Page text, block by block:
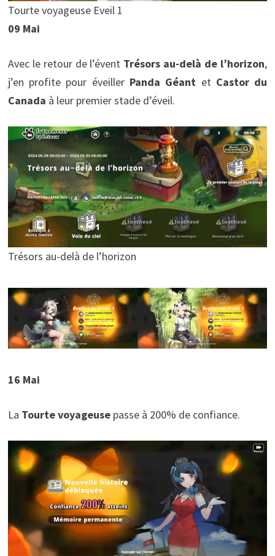
Tourte voyageuse Eveil 1
09 Mai
Avec le retour de l’évent Trésors au-delà de l’horizon,
j’en profite pour éveiller Panda Géant et Castor du
Canada à leur premier stade d’éveil.
Trésors au-delà de l’horizon
16 Mai
La Tourte voyageuse passe à 200% de confiance.